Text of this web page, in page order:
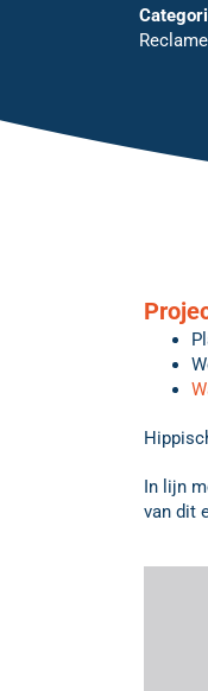
Reclame
In lijn
van dit